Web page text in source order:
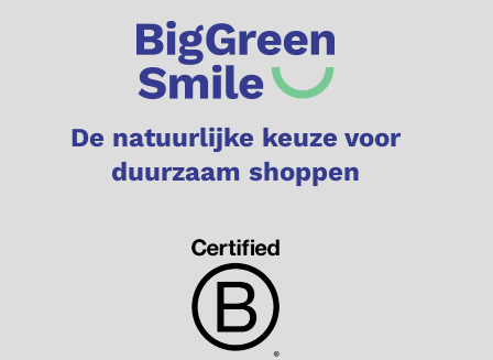
De natuurlijke keuze voor
duurzaam shoppen